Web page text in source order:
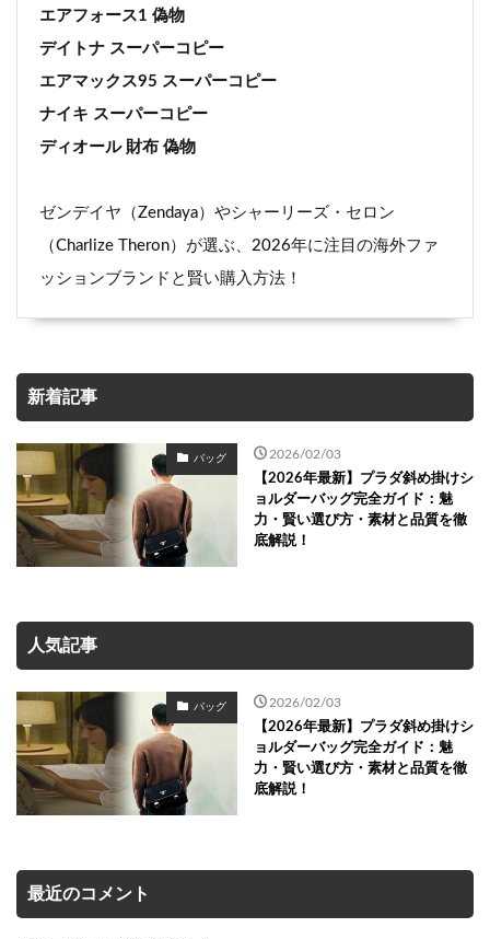
エアフォース1 偽物
デイトナ スーパーコピー
エアマックス95 スーパーコピー
ナイキ スーパーコピー
ディオール 財布 偽物
ゼンデイヤ（Zendaya）やシャーリーズ・セロン
（Charlize Theron）が選ぶ、2026年に注目の海外ファ
ッションブランドと賢い購入方法！
新着記事
バッグ 2026/02/03
【2026年最新】プラダ斜め掛けシ
ョルダーバッグ完全ガイド：魅
力・賢い選び方・素材と品質を徹
底解説！
人気記事
バッグ 2026/02/03
【2026年最新】プラダ斜め掛けシ
ョルダーバッグ完全ガイド：魅
力・賢い選び方・素材と品質を徹
底解説！
最近のコメント